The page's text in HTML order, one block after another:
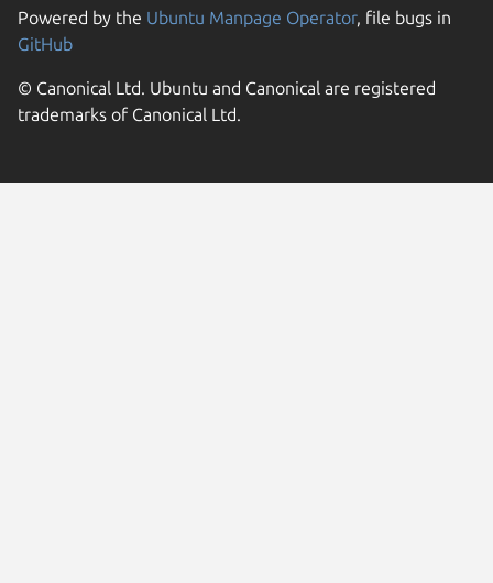
Powered by the Ubuntu Manpage Operator, file bugs in
GitHub
© Canonical Ltd. Ubuntu and Canonical are registered
trademarks of Canonical Ltd.